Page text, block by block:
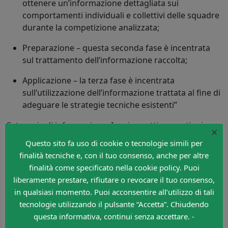
ottenere un’informazione dettagliata sui
comportamenti individuali e collettivi delle squadre
durante la competizione analizzata;
Preparazione – questa seconda fase è incentrata
sul trattamento dell’informazione raccolta;
Applicazione – la terza fase è incentrata
sull’utilizzazione dell’informazione trattata al fine di
adeguare le strategie tecniche esistenti”
Categorie di informazione. I vari aspetti e questioni
controllo suddivisi in quattro categorie.
Caratteristiche individuali dei giocatori: sono qui
inclusi tutti gli elementi di osservazione relativi ai
giocatori;
Attacco – Tutti gli elementi di osservazione relativi
×
Questo sito fa uso di cookie o tecnologie simili per
finalità tecniche e, con il tuo consenso, anche per altre
finalità come specificato nella cookie policy. Puoi
liberamente prestare, rifiutare o revocare il tuo consenso,
in qualsiasi momento. Puoi acconsentire all’utilizzo di tali
tecnologie utilizzando il pulsante “Accetta”. Chiudendo
questa informativa, continui senza accettare. -